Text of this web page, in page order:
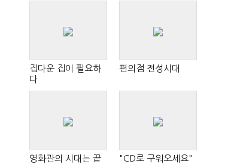
집다운 집이 필요하
다
편의점 전성시대
영화관의 시대는 끝
"CD로 구워오세요"